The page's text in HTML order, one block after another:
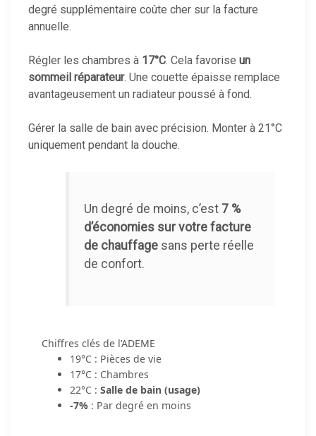
degré supplémentaire coûte cher sur la facture
annuelle.
Régler les chambres à 17°C. Cela favorise un
sommeil réparateur. Une couette épaisse remplace
avantageusement un radiateur poussé à fond.
Gérer la salle de bain avec précision. Monter à 21°C
uniquement pendant la douche.
Un degré de moins, c’est 7 %
d’économies sur votre facture
de chauffagesans perte réelle
de confort.
Chiffres clés de l’ADEME
19°C : Pièces de vie
17°C : Chambres
22°C : Salle de bain (usage)
-7%: Par degré en moins